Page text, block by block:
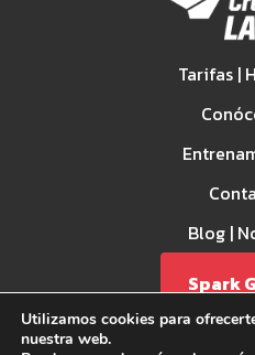
Tarifas |
Blog |
Spark
Utilizamos cookies para
nuestra web.